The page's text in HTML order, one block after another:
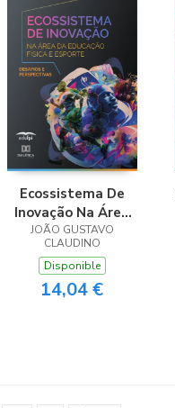
Ecossistema De
Inovação Na Área
Da Educação Física
E Esporte
JOÃO GUSTAVO
CLAUDINO
Disponible
14,04 €